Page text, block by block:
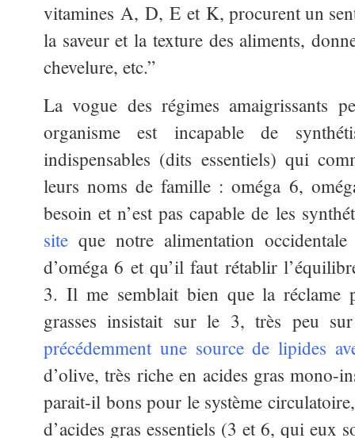
vitamines A, D, E et K, procurent un
la saveur et la texture des aliments,
chevelure, etc.”
La vogue des régimes amaigrissants
organisme est incapable de
indispensables (dits essentiels) qui
leurs noms de famille : oméga 6,
besoin et n’est pas capable de les
site que notre alimentation
d’oméga 6 et qu’il faut rétablir
3. Il me semblait bien que la réclame
grasses insistait sur le 3, très peu
précédemment une source de lipides
d’olive, très riche en acides gras mono-
parait-il bons pour le système
d’acides gras essentiels (3 et 6, qui eux